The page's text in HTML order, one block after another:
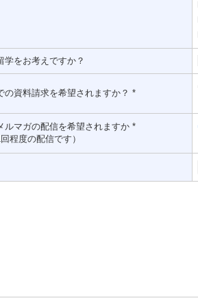
学をお考えですか？
の資料請求を希望されますか？ *
ルマガの配信を希望されますか *
回程度の配信です）